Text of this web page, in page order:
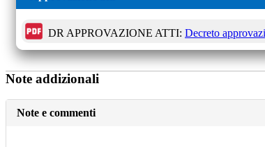
DR APPROVAZIONE ATTI: Decreto
Note addizionali
Note e commenti